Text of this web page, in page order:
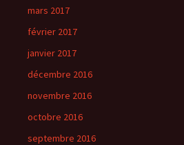
mars 2017
février 2017
janvier 2017
décembre 2016
novembre 2016
octobre 2016
septembre 2016